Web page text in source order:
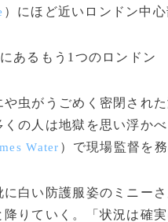
）にほど近いロンドン中
あるもう1つのロンドン
虫がうごめく密閉された
くの人は地獄を思い浮か
Water ）で現場監督を
白い防護服姿のミニー
降りていく。「状況は確